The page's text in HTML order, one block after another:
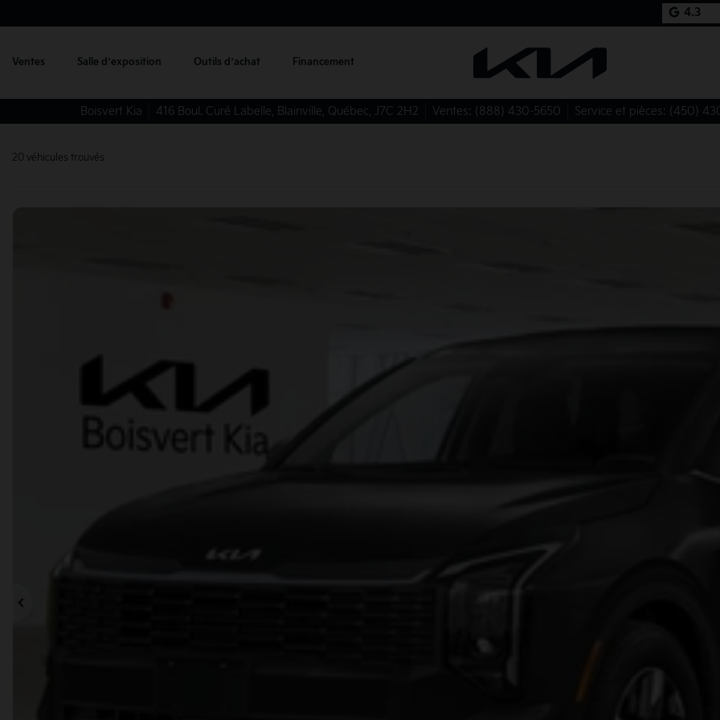
4.3
Ventes Salle d’exposition Outils d’achat Financement
Boisvert Kia 416 Boul. Curé Labelle, Blainville, Québec, J7C 2H2 Ventes: (888) 430-5650 Service et pièces: (450)
20 véhicules trouvés